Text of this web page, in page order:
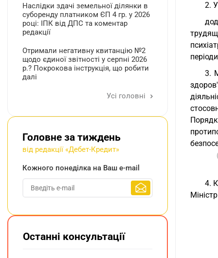
2.
3.
4.
Наслідки здачі земельної ділянки в
суборенду платником ЄП 4 гр. у 2026
році: ІПК від ДПС та коментар
редакції
Отримали негативну квитанцію №2
щодо єдиної звітності у серпні 2026
р.? Покрокова інструкція, що робити
далі
Усі головні
Головне за тиждень
від редакції «Дебет-Кредит»
Кожного понеділка на Ваш e-mail
Останні консультації